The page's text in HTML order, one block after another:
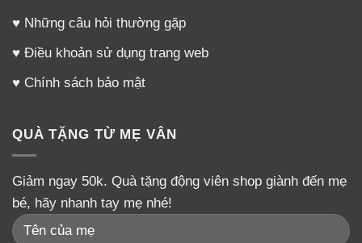
♥ Những câu hỏi thường gặp
♥ Điều khoản sử dụng trang web
♥ Chính sách bảo mật
QUÀ TẶNG TỪ MẸ VÂN
Giảm ngay 50k. Quà tặng động viên shop giành đến mẹ
bé, hãy nhanh tay mẹ nhé!